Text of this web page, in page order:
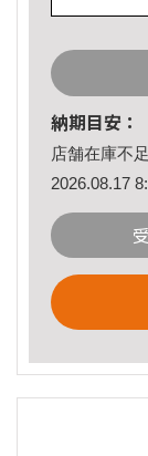
納期目安：
店舗在庫不
2026.08.17